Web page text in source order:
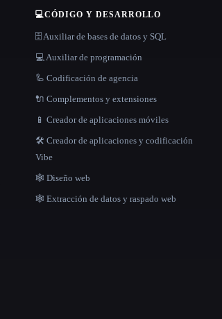
💻CÓDIGO Y DESARROLLO
🗄️ Auxiliar de bases de datos y SQL
💻 Auxiliar de programación
🦾 Codificación de agencia
🔌 Complementos y extensiones
📱 Creador de aplicaciones móviles
🛠️ Creador de aplicaciones y codificación
Vibe
🕸 Diseño web
🕸️ Extracción de datos y raspado web